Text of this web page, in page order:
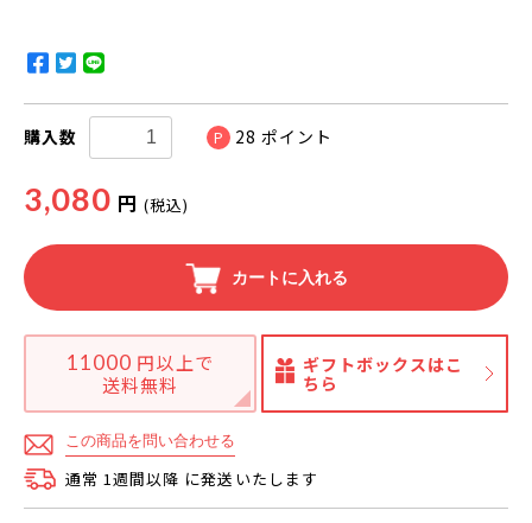
購入数 P 28 ポイント
3,080 円 (税込)
カートに入れる
11000 円以上で
送料無料
ギフトボックスはこ
ちら
この商品を問い合わせる
通常 1週間以降 に発送いたします